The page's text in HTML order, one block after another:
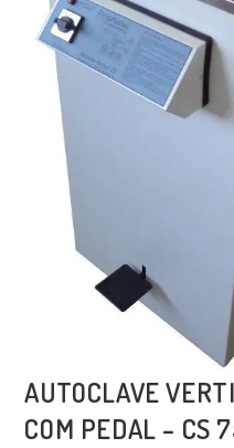
AUTOCLAVE
COM PEDAL – CS